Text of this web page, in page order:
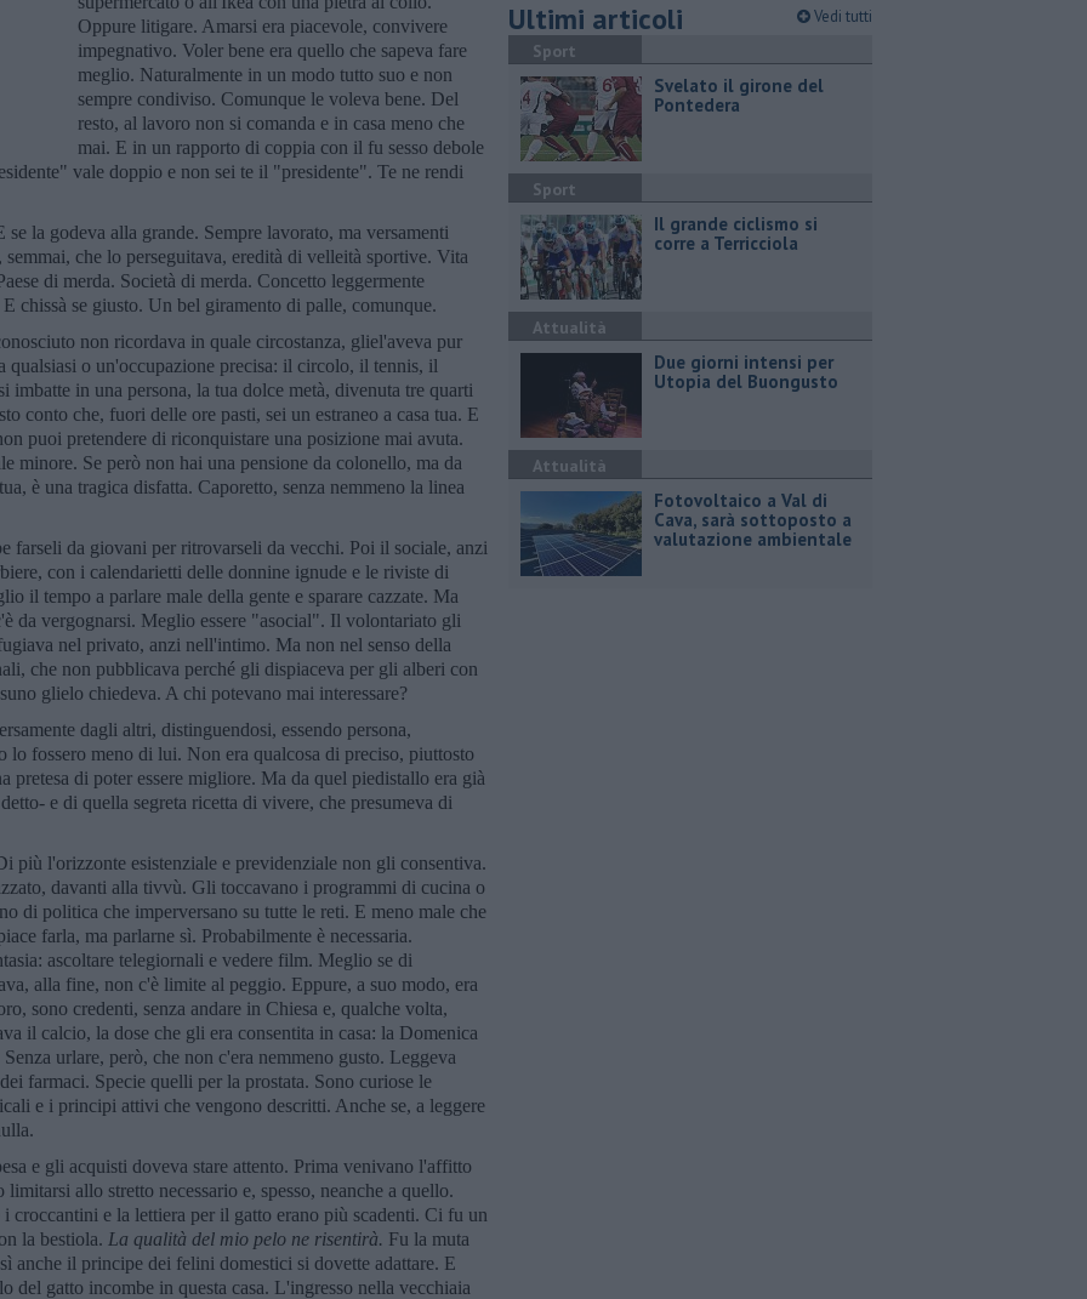
Oppure litigare. Amarsi era piacevole, convivere
impegnativo. Voler bene era quello che sapeva fare
meglio. Naturalmente in un modo tutto suo e non
sempre condiviso. Comunque le voleva bene. Del
resto, al lavoro non si comanda e in casa meno che
mai. E in un rapporto di coppia con il fu sesso debole
vale doppio e non sei te il "presidente". Te ne rendi
la godeva alla grande. Sempre lavorato, ma versamenti
che lo perseguitava, eredità di velleità sportive. Vita
di merda. Società di merda. Concetto leggermente
chissà se giusto. Un bel giramento di palle, comunque.
non ricordava in quale circostanza, gliel'aveva pur
qualsiasi o un'occupazione precisa: il circolo, il tennis, il
imbatte in una persona, la tua dolce metà, divenuta tre quarti
conto che, fuori delle ore pasti, sei un estraneo a casa tua. E
puoi pretendere di riconquistare una posizione mai avuta.
minore. Se però non hai una pensione da colonello, ma da
è una tragica disfatta. Caporetto, senza nemmeno la linea
farseli da giovani per ritrovarseli da vecchi. Poi il sociale, anzi
con i calendarietti delle donnine ignude e le riviste di
il tempo a parlare male della gente e sparare cazzate. Ma
da vergognarsi. Meglio essere "asocial". Il volontariato gli
nel privato, anzi nell'intimo. Ma non nel senso della
che non pubblicava perché gli dispiaceva per gli alberi con
glielo chiedeva. A chi potevano mai interessare?
dagli altri, distinguendosi, essendo persona,
lo fossero meno di lui. Non era qualcosa di preciso, piuttosto
pretesa di poter essere migliore. Ma da quel piedistallo era già
e di quella segreta ricetta di vivere, che presumeva di
più l'orizzonte esistenziale e previdenziale non gli consentiva.
davanti alla tivvù. Gli toccavano i programmi di cucina o
di politica che imperversano su tutte le reti. E meno male che
farla, ma parlarne sì. Probabilmente è necessaria.
ascoltare telegiornali e vedere film. Meglio se di
alla fine, non c'è limite al peggio. Eppure, a suo modo, era
sono credenti, senza andare in Chiesa e, qualche volta,
il calcio, la dose che gli era consentita in casa: la Domenica
urlare, però, che non c'era nemmeno gusto. Leggeva
farmaci. Specie quelli per la prostata. Sono curiose le
e i principi attivi che vengono descritti. Anche se, a leggere
e gli acquisti doveva stare attento. Prima venivano l'affitto
allo stretto necessario e, spesso, neanche a quello.
croccantini e la lettiera per il gatto erano più scadenti. Ci fu un
la bestiola. La qualità del mio pelo ne risentirà. Fu la muta
anche il principe dei felini domestici si dovette adattare. E
del gatto incombe in questa casa. L'ingresso nella vecchiaia
Ultimi articoli Vedi tutti
Sport
Svelato il girone del
Pontedera
Sport
Il grande ciclismo si
corre a Terricciola
Attualità
Due giorni intensi per
Utopia del Buongusto
Attualità
Fotovoltaico a Val di
Cava, sarà sottoposto a
valutazione ambientale